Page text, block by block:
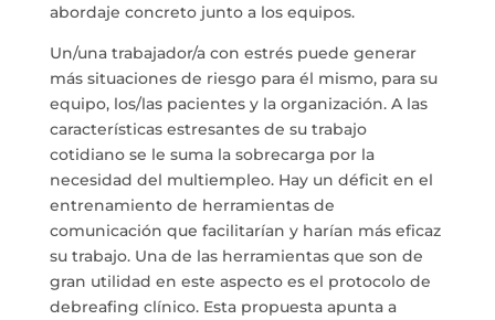
abordaje concreto junto a los equipos.
Un/una trabajador/a con estrés puede generar
más situaciones de riesgo para él mismo, para su
equipo, los/las pacientes y la organización. A las
características estresantes de su trabajo
cotidiano se le suma la sobrecarga por la
necesidad del multiempleo. Hay un déficit en el
entrenamiento de herramientas de
comunicación que facilitarían y harían más eficaz
su trabajo. Una de las herramientas que son de
gran utilidad en este aspecto es el protocolo de
debreafing clínico. Esta propuesta apunta a